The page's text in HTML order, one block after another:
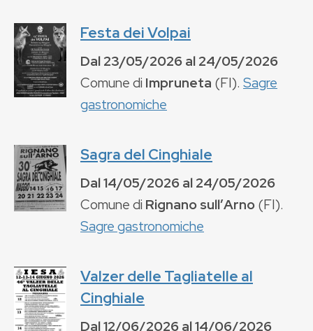
Festa dei Volpai
Dal23/05/2026al24/05/2026
Comune di Impruneta (FI). Sagre
gastronomiche
Sagra del Cinghiale
Dal14/05/2026al24/05/2026
Comune di Rignano sullʼArno(FI).
Sagre gastronomiche
Valzer delle Tagliatelle al
Cinghiale
Dal12/06/2026al14/06/2026